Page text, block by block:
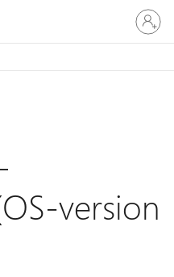
Logga
in
på
konto
version